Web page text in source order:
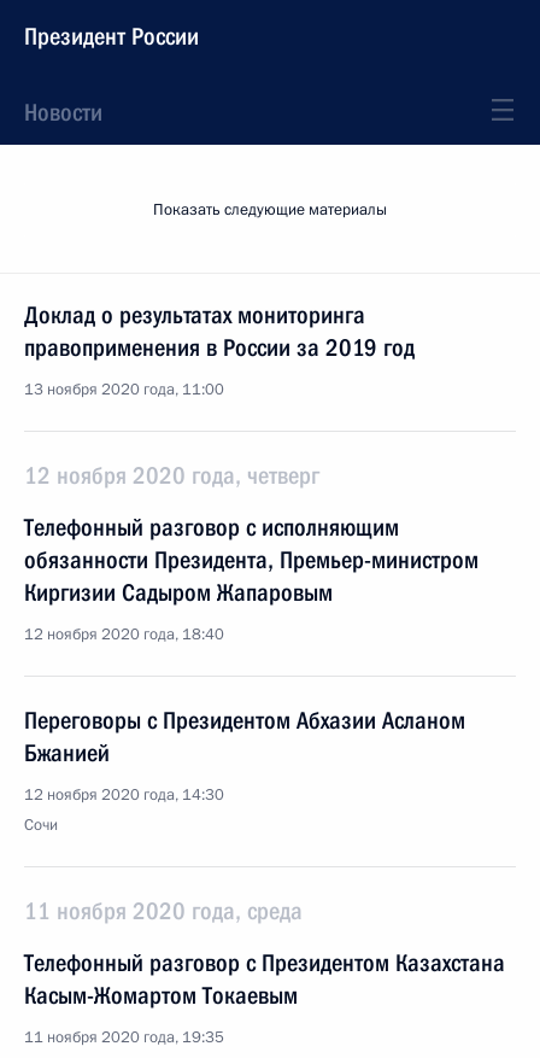
Президент России
Новости
Показать следующие материалы
Доклад о результатах мониторинга
правоприменения в России за 2019 год
13 ноября 2020 года, 11:00
12 ноября 2020 года, четверг
Телефонный разговор с исполняющим
обязанности Президента, Премьер-министром
Киргизии Садыром Жапаровым
12 ноября 2020 года, 18:40
Переговоры с Президентом Абхазии Асланом
Бжанией
12 ноября 2020 года, 14:30
Сочи
11 ноября 2020 года, среда
Телефонный разговор с Президентом Казахстана
Касым-Жомартом Токаевым
11 ноября 2020 года, 19:35